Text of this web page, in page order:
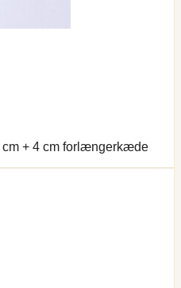
+ 4 cm forlængerkæde